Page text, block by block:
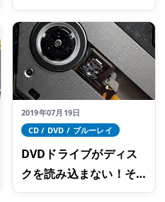
型と外付けの対処方法
をそれぞれご紹介
2019年07月19日
CD / DVD / ブルーレイ
DVDドライブがディス
クを読み込まない！そ
の原因と対処法とは？